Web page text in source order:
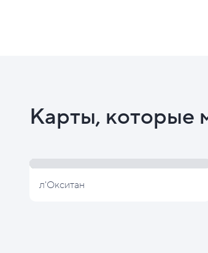
Карты, которые
л'Окситан